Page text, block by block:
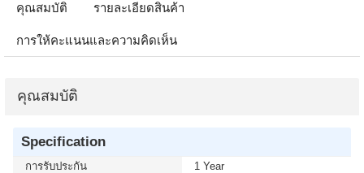
คุณสมบัติ รายละเอียดสินค้า
การให้คะแนนและความคิดเห็น
คุณสมบัติ
Specification
การรับประกัน
1 Year